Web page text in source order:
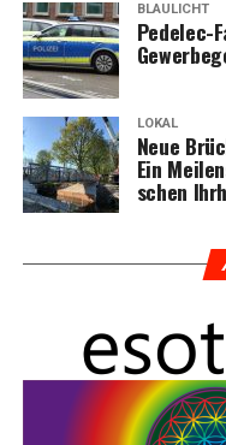
BLAULICHT
Pedelec-
LOKAL
Neue
Ein
schen